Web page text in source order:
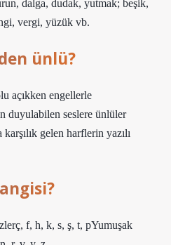
dalga, dudak, yutmak; beşik,
vergi, yüzük vb.
ünlü?
açıkken engellerle
duyulabilen seslere ünlüler
gelen harflerin yazılı
f, h, k, s, ş, t, pYumuşak